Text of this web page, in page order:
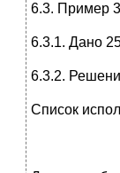
6.3. Пример
6.3.1. Дано
6.3.2.
Список